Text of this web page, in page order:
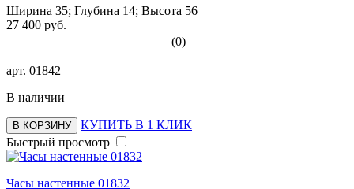
Ширина 35; Глубина 14; Высота 56
27 400 руб.
(0)
арт. 01842
В наличии
В КОРЗИНУ
КУПИТЬ В 1 КЛИК
Быстрый просмотр
Часы настенные 01832